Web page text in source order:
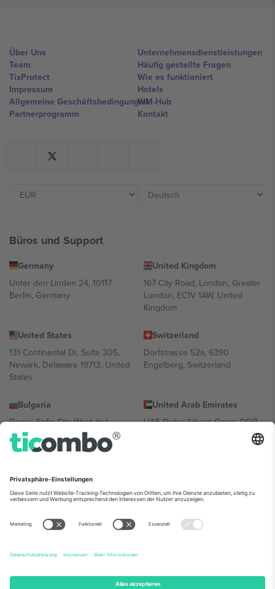
Über Uns
Team
TixProtect
Impressum
Allgemeine Geschäftsbedingungen
Partnerprogramm
Unternehmensdienstleistungen
Häufig gestellte Fragen
Wie es funktioniert
Hotels
WM-Hub
Kontakt
Büros und Support
Germany
Unter den Linden 24, 10117
Berlin, Germany
United Kingdom
167 City Road, London, Greater
London, EC1V 1AW, United
Kingdom
United States
131 Continental Dr, Suite 305,
Newark, Delaware 19713, United
States
Switzerland
Dorfstrasse 52a, 6390
Engelberg, Switzerland
Bulgaria
Regus Sofia City West, bul
Totleben 53-55, 1606 Sofia,
Bulgaria
United Arab Emirates
UAE Dubai Silicon Oasis, DDP
Building A1, Office 302, Dubai,
Mexico
Av Chapultepec 360, Roma
Norte, Cuauhtémoc, 06700
Ciudad de México, CDMX,
Mexico
Die juristische Person des Plattformanbieters kann je nach
Informationen finden Sie auf der jeweiligen Veranstaltungsseite, im